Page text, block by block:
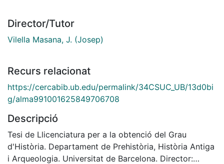
Director/Tutor
Vilella Masana, J. (Josep)
Recurs relacionat
https://cercabib.ub.edu/permalink/34CSUC_UB/13d0bi
g/alma991001625849706708
Descripció
Tesi de Llicenciatura per a la obtenció del Grau
d'Història. Departament de Prehistòria, Història Antiga
i Arqueologia. Universitat de Barcelona. Director: